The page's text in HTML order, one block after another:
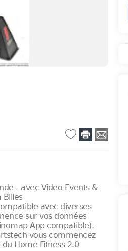
- avec Video Events &
Billes
avec diverses
sur vos données
App compatible).
vous commencez
Home Fitness 2.0